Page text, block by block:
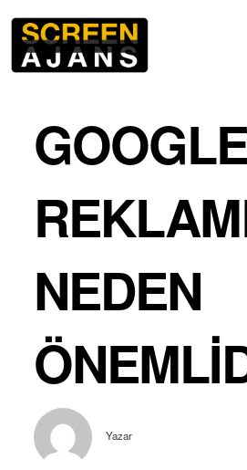
GOOGLE
NEDEN
Yazar